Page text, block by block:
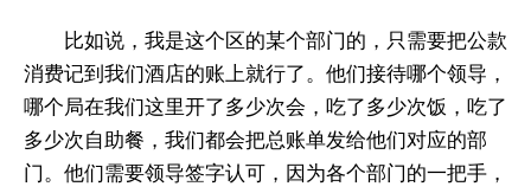
比如说，我是这个区的某个部门的，只需要把公款
消费记到我们酒店的账上就行了。他们接待哪个领导，
哪个局在我们这里开了多少次会，吃了多少次饭，吃了
多少次自助餐，我们都会把总账单发给他们对应的部
门。他们需要领导签字认可，因为各个部门的一把手，